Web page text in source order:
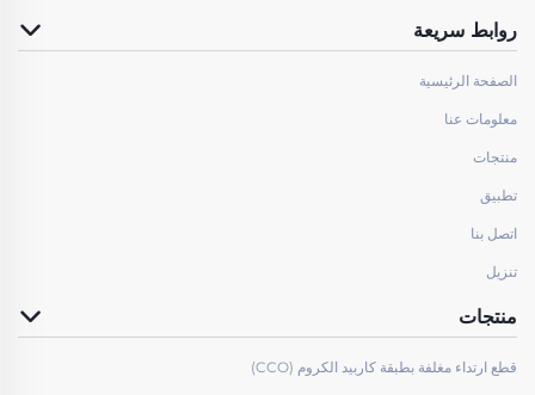
روابط سريعة
الصفحة الرئيسية
معلومات عنا
منتجات
تطبيق
اتصل بنا
تنزيل
منتجات
قطع ارتداء مغلفة بطبقة كاربيد الكروم (CCO)